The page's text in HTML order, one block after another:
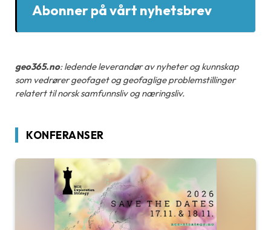
Abonner på vårt nyhetsbrev
geo365.no: ledende leverandør av nyheter og kunnskap
som vedrører geofaget og geofaglige problemstillinger
relatert til norsk samfunnsliv og næringsliv.
KONFERANSER